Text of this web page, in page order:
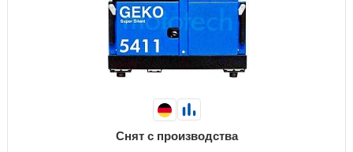
Снят с производства